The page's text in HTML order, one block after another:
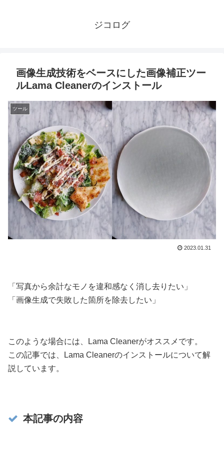
ジコログ
画像生成技術をベースにした画像補正ツー
ルLama Cleanerのインストール
ツール
2023.01.31
「写真から余計なモノを違和感なく消し去りたい」
「画像生成で失敗した箇所を除去したい」
このような場合には、Lama Cleanerがオススメです。
この記事では、Lama Cleanerのインストールについて解
説しています。
本記事の内容